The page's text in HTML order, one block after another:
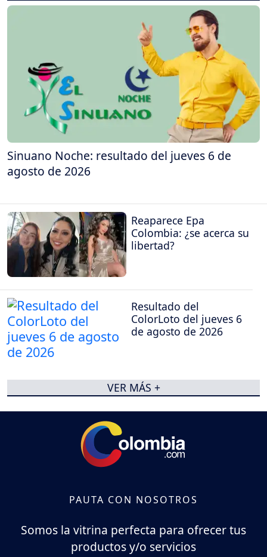
Sinuano Noche: resultado del jueves 6 de
agosto de 2026
Reaparece Epa
Colombia: ¿se acerca su
libertad?
Resultado del
ColorLoto del jueves 6
de agosto de 2026
VER MÁS +
PAUTA CON NOSOTROS
Somos la vitrina perfecta para ofrecer tus
productos y/o servicios